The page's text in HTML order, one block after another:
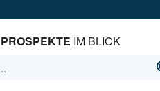
PROSPEKTE IM BLICK